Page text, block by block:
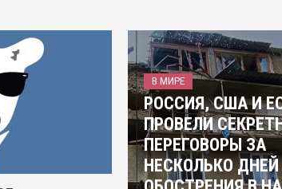
В МИРЕ
РОССИЯ, США И
ПРОВЕЛИ
ПЕРЕГОВОРЫ ЗА
НЕСКОЛЬКО